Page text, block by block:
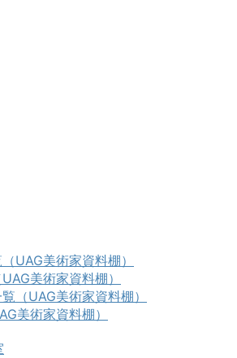
UAG美術家資料棚）
美術家資料棚）
（UAG美術家資料棚）
美術家資料棚）